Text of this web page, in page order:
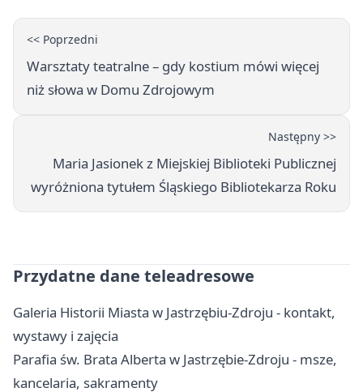
<< Poprzedni
Warsztaty teatralne – gdy kostium mówi więcej
niż słowa w Domu Zdrojowym
Następny >>
Maria Jasionek z Miejskiej Biblioteki Publicznej
wyróżniona tytułem Śląskiego Bibliotekarza Roku
Przydatne dane teleadresowe
Galeria Historii Miasta w Jastrzębiu-Zdroju - kontakt,
wystawy i zajęcia
Parafia św. Brata Alberta w Jastrzębie-Zdroju - msze,
kancelaria, sakramenty